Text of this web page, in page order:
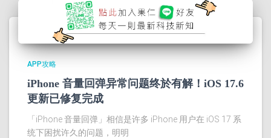
APP攻略
iPhone 音量回弹异常问题终於有解！iOS 17.6
更新已修复完成
「iPhone 音量回弹」相信是许多 iPhone 用户在 iOS 17 系
统下困扰许久的问题，明明